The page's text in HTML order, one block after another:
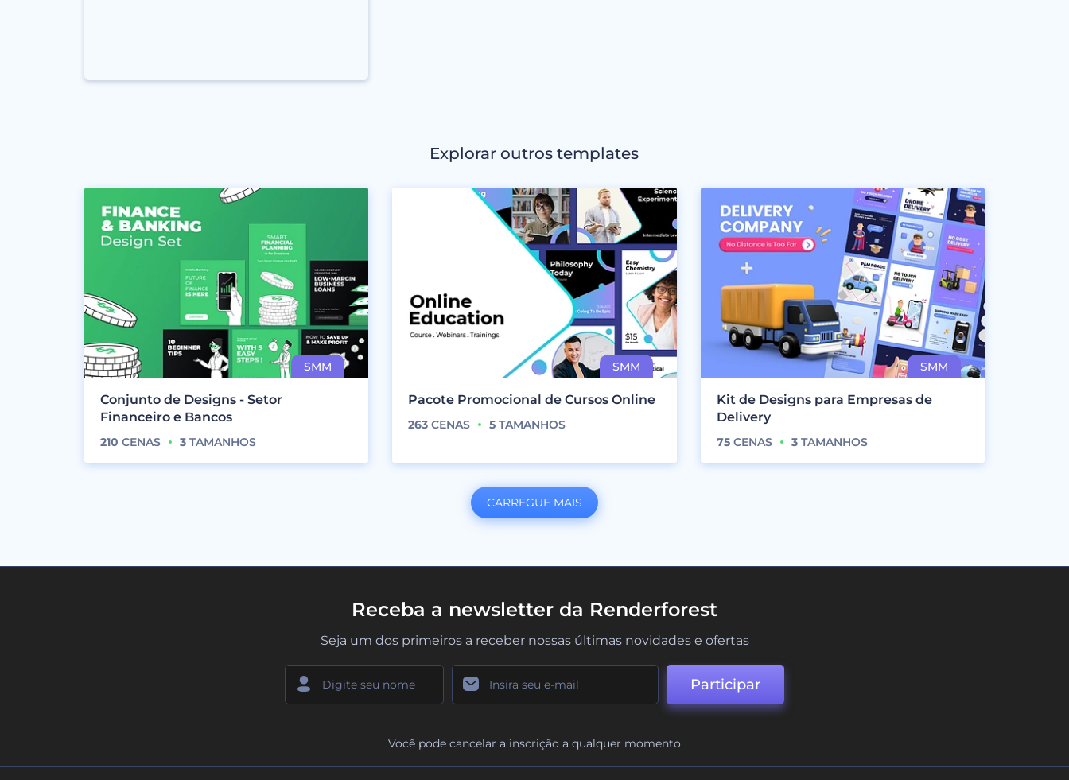
Explorar outros templates
Conjunto de Designs - Setor
Financeiro e Bancos
210 CENAS 3 TAMANHOS
Pacote Promocional de Cursos Online
263 CENAS 5 TAMANHOS
Kit de Designs para Empresas de
Delivery
75CENAS 3TAMANHOS
CARREGUE MAIS
Receba a newsletter da Renderforest
Seja um dos primeiros a receber nossas últimas novidades e ofertas
Participar
Você pode cancelar a inscrição a qualquer momento